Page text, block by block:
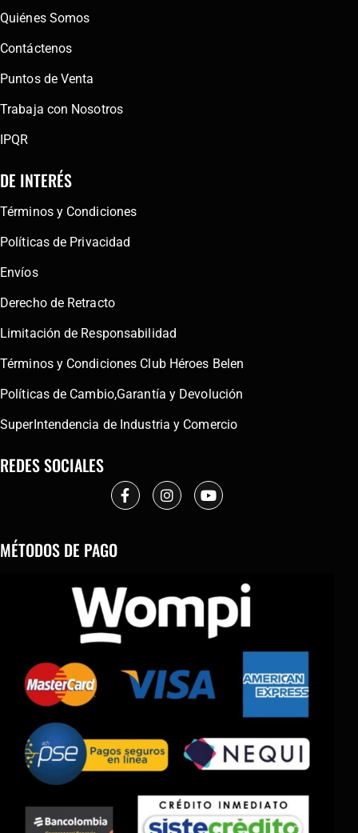
Quiénes Somos
Contáctenos
Puntos de Venta
Trabaja con Nosotros
IPQR
DE INTERÉS
Términos y Condiciones
Políticas de Privacidad
Envíos
Derecho de Retracto
Limitación de Responsabilidad
Términos y Condiciones Club Héroes Belen
Políticas de Cambio,Garantía y Devolución
SuperIntendencia de Industria y Comercio
REDES SOCIALES
MÉTODOS DE PAGO